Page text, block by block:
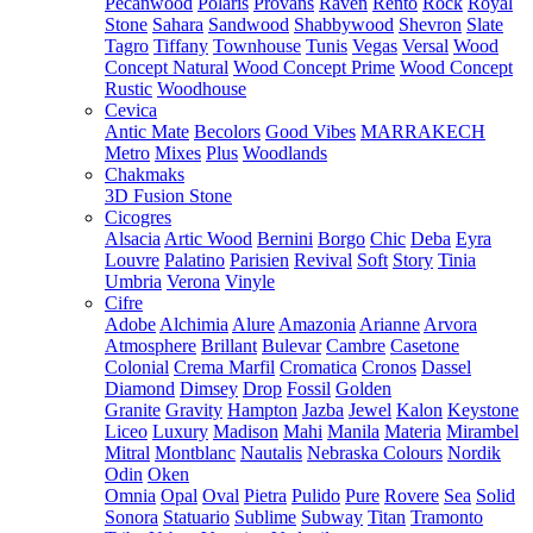
Stone Sahara Sandwood Shabbywood Shevron Slate
Tagro Tiffany Townhouse Tunis Vegas Versal Wood
Concept Natural Wood Concept Prime Wood Concept
Rustic Woodhouse
Cevica
Antic Mate Becolors Good Vibes MARRAKECH
Metro Mixes Plus Woodlands
Chakmaks
3D Fusion Stone
Cicogres
Alsacia Artic Wood Bernini Borgo Chic Deba Eyra
Louvre Palatino Parisien Revival Soft Story Tinia
Umbria Verona Vinyle
Cifre
Adobe Alchimia Alure Amazonia Arianne Arvora
Atmosphere Brillant Bulevar Cambre Casetone
Colonial Crema Marfil Cromatica Cronos Dassel
Diamond Dimsey Drop Fossil Golden
Granite Gravity Hampton Jazba Jewel Kalon Keystone
Liceo Luxury Madison Mahi Manila Materia Mirambel
Mitral Montblanc Nautalis Nebraska Colours Nordik
Odin Oken
Omnia Opal Oval Pietra Pulido Pure Rovere Sea Solid
Sonora Statuario Sublime Subway Titan Tramonto